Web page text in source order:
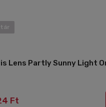
Lens Partly Sunny Light
Ft